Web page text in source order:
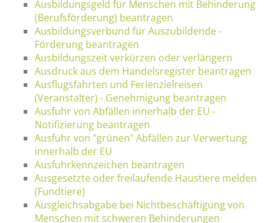
Ausbildungsgeld für Menschen mit Behinderung
(Berufsförderung) beantragen
Ausbildungsverbund für Auszubildende -
Förderung beantragen
Ausbildungszeit verkürzen oder verlängern
Ausdruck aus dem Handelsregister beantragen
Ausflugsfahrten und Ferienzielreisen
(Veranstalter) - Genehmigung beantragen
Ausfuhr von Abfällen innerhalb der EU -
Notifizierung beantragen
Ausfuhr von "grünen" Abfällen zur Verwertung
innerhalb der EU
Ausfuhrkennzeichen beantragen
Ausgesetzte oder freilaufende Haustiere melden
(Fundtiere)
Ausgleichsabgabe bei Nichtbeschäftigung von
Menschen mit schweren Behinderungen